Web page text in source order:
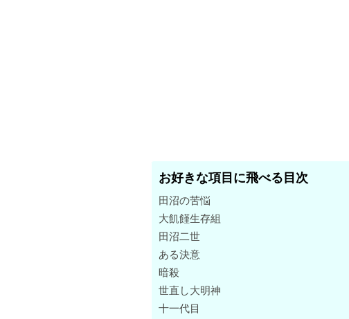
お好きな項目に飛べる目次
田沼の苦悩
大飢饉生存組
田沼二世
ある決意
暗殺
世直し大明神
十一代目